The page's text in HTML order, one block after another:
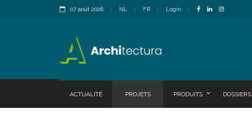
07 août 2026 NL FR Login
ACTUALITÉ PROJETS PRODUITS DOSSIERS